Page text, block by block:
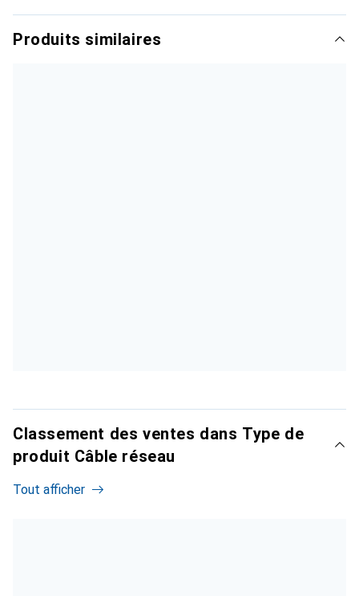
Produits similaires
Classement des ventes dans Type de
produit Câble réseau
Tout afficher